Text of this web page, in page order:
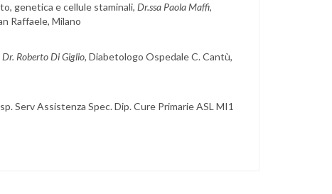
genetica e cellule staminali, Dr.ssa Paola Maffi,
Raffaele, Milano
Dr. Roberto Di Giglio, Diabetologo Ospedale C. Cantù,
Serv Assistenza Spec. Dip. Cure Primarie ASL MI1